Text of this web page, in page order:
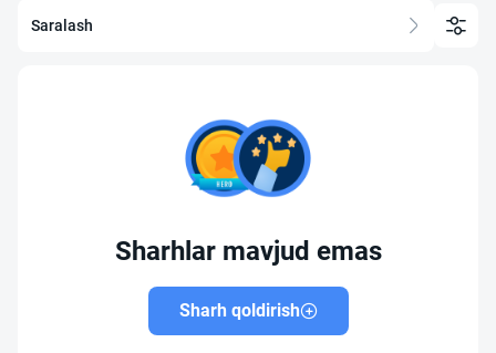
Saralash
Sharhlar mavjud emas
Sharh qoldirish